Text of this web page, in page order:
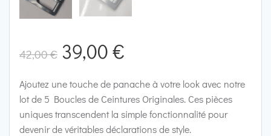
42,00€ Le
prix
initial
39,00€
prix
actuel
Ajoutez une touche de panache à votre look avec notre
lot de 5 Boucles de Ceintures Originales. Ces pièces
uniques transcendent la simple fonctionnalité pour
devenir de véritables déclarations de style.